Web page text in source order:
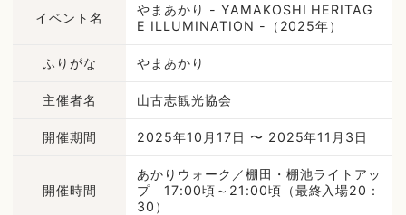
イベント名
やまあかり - YAMAKOSHI HERITAG
E ILLUMINATION -（2025年）
ふりがな やまあかり
主催者名 山古志観光協会
開催期間 2025年10月17日 〜 2025年11月3日
開催時間
あかりウォーク／棚田・棚池ライトアッ
プ 17:00頃～21:00頃（最終入場20：
30）